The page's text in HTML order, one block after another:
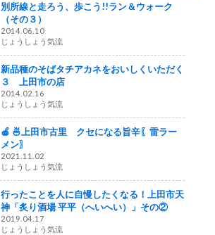
別所線と走ろう、歩こう!!ラン＆ウォーク
（その３）
2014.06.10
じょうしょう気流
新品種のそばタチアカネをおいしくいただく
３ 上田市の店
2014.02.16
じょうしょう気流
🍎 🍜上田市古里 クセになる旨辛〖雷ラー
メン〗
2021.11.02
じょうしょう気流
行ったことを人に自慢したくなる！上田市天
神「炙り酒場 平平（へいへい）」その②
2019.04.17
じょうしょう気流